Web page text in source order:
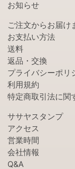
お知らせ
ご注文からお届け
お支払い方法
送料
返品・交換
プライバシーポリ
利用規約
特定商取引法に関
ササヤスタンプ
アクセス
営業時間
会社情報
Q&A